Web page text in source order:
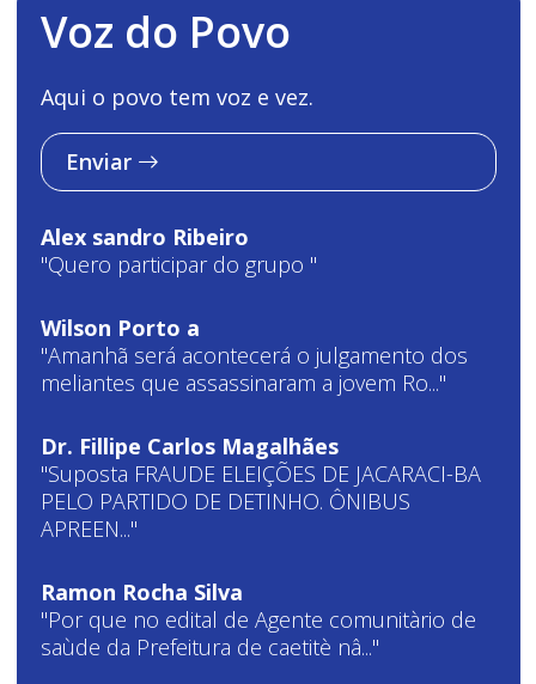
Voz do Povo
Aqui o povo tem voz e vez.
Enviar
Alex sandro Ribeiro
"Quero participar do grupo "
Wilson Porto a
"Amanhã será acontecerá o julgamento dos
meliantes que assassinaram a jovem Ro..."
Dr. Fillipe Carlos Magalhães
"Suposta FRAUDE ELEIÇÕES DE JACARACI-BA
PELO PARTIDO DE DETINHO. ÔNIBUS
APREEN..."
Ramon Rocha Silva
"Por que no edital de Agente comunitàrio de
saùde da Prefeitura de caetitè nâ..."